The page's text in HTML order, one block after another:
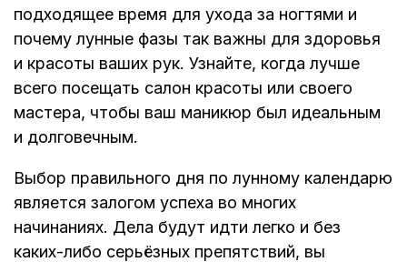
подходящее время для ухода за ногтями и
почему лунные фазы так важны для здоровья
и красоты ваших рук. Узнайте, когда лучше
всего посещать салон красоты или своего
мастера, чтобы ваш маникюр был идеальным
и долговечным.
Выбор правильного дня по лунному календарю
является залогом успеха во многих
начинаниях. Дела будут идти легко и без
каких-либо серьёзных препятствий, вы